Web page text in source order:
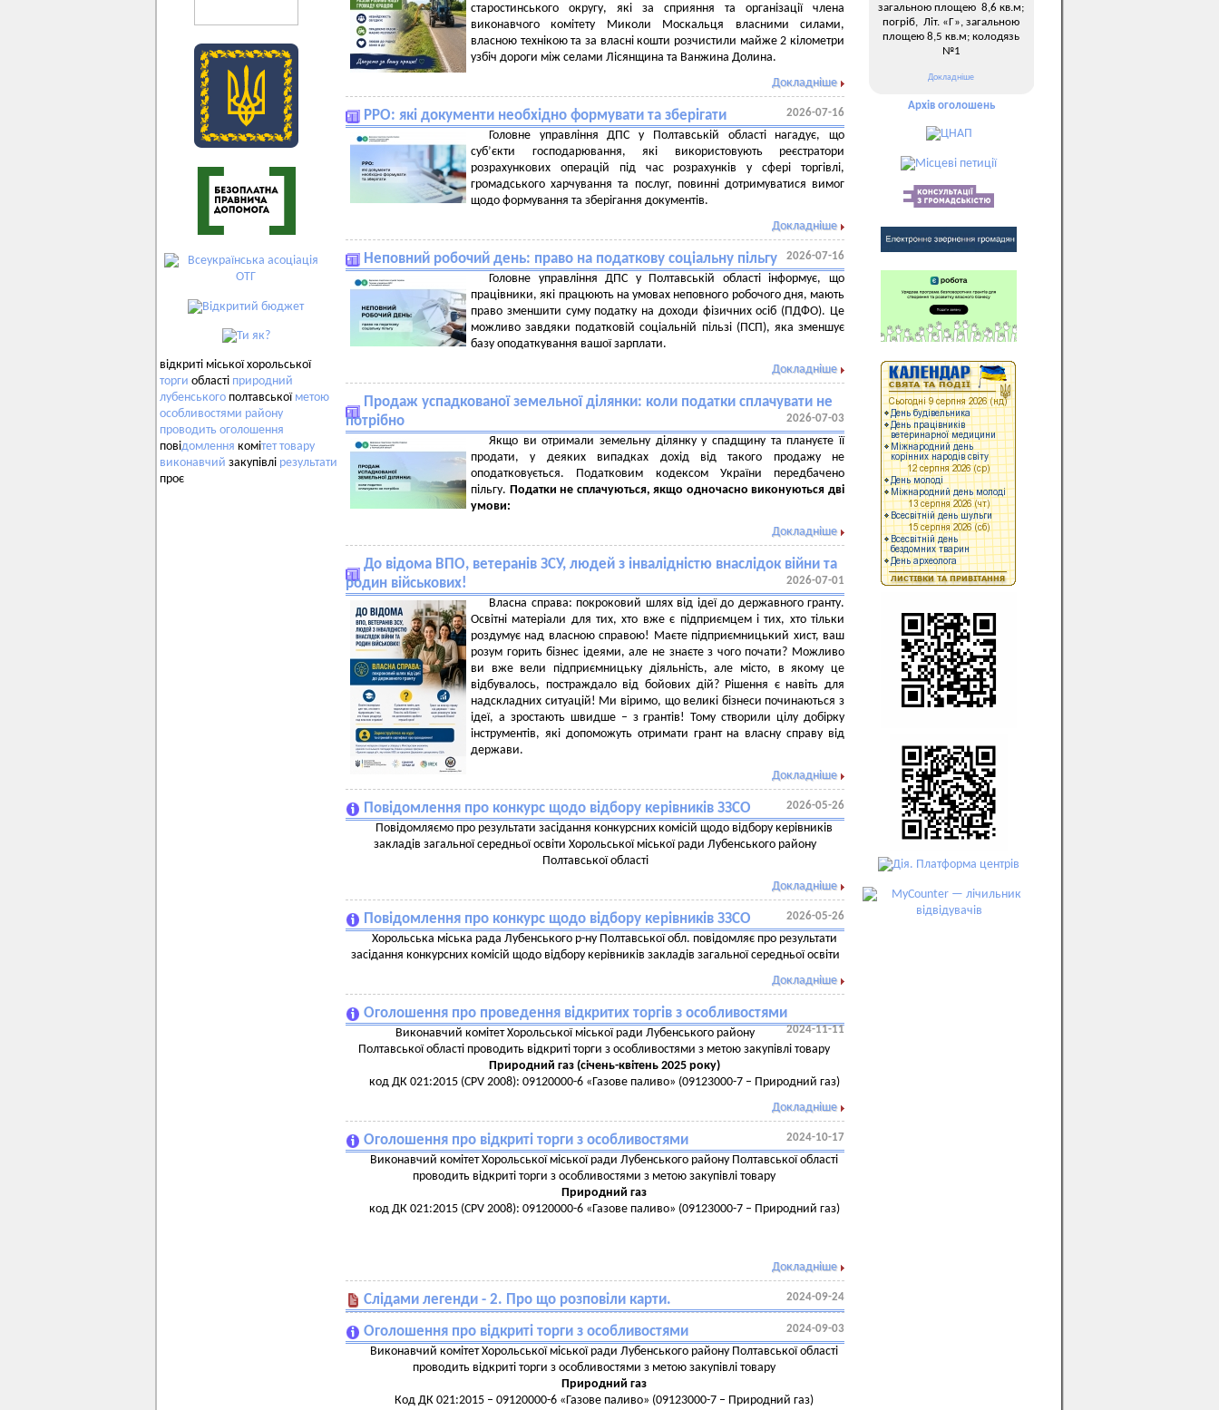
відкриті міської хорольської
торги області природний
лубенського полтавської метою
особливостями району
проводить оголошення
повідомлення комітет товару
виконавчий закупівлі результати
проє
старостинського округу, які за сприяння та організації члена
виконавчого комітету Миколи Москальця власними силами,
власною технікою та за власні кошти розчистили майже 2 кілометри
узбіч дороги між селами Лісянщина та Ванжина Долина.
Докладніше
РРО: які документи необхідно формувати та зберігати 2026-07-16
Головне управління ДПС у Полтавській області нагадує, що
cуб’єкти господарювання, які використовують реєстратори
розрахункових операцій під час розрахунків у сфері торгівлі,
громадського харчування та послуг, повинні дотримуватися вимог
щодо формування та зберігання документів.
Докладніше
Неповний робочий день: право на податкову соціальну пільгу 2026-07-16
Головне управління ДПС у Полтавській області інформує, що
працівники, які працюють на умовах неповного робочого дня, мають
право зменшити суму податку на доходи фізичних осіб (ПДФО). Це
можливо завдяки податковій соціальній пільзі (ПСП), яка зменшує
базу оподаткування вашої зарплати.
Докладніше
Продаж успадкованої земельної ділянки: коли податки сплачувати не
потрібно
2026-07-03
Якщо ви отримали земельну ділянку у спадщину та плануєте її
продати, у деяких випадках дохід від такого продажу не
оподатковується. Податковим кодексом України передбачено
пільгу. Податки не сплачуються, якщо одночасно виконуються дві
умови:
Докладніше
До відома ВПО, ветеранів ЗСУ, людей з інвалідністю внаслідок війни та
родин військових!
2026-07-01
Власна справа: покроковий шлях від ідеї до державного гранту.
Освітні матеріали для тих, хто вже є підприємцем і тих, хто тільки
роздумує над власною справою! Маєте підприємницький хист, ваш
розум горить бізнес ідеями, але не знаєте з чого почати? Можливо
ви вже вели підприємницьку діяльність, але місто, в якому це
відбувалось, постраждало від бойових дій? Рішення є навіть для
надскладних ситуацій! Ми віримо, що великі бізнеси починаються з
ідеї, а зростають швидше – з грантів! Тому створили цілу добірку
інструментів, які допоможуть отримати грант на власну справу від
держави.
Докладніше
Повідомлення про конкурс щодо відбору керівників ЗЗСО 2026-05-26
Повідомляємо про результати засідання конкурсних комісій щодо відбору керівників
закладів загальної середньої освіти Хорольської міської ради Лубенського району
Полтавської області
Докладніше
Повідомлення про конкурс щодо відбору керівників ЗЗСО 2026-05-26
Хорольська міська рада Лубенського р-ну Полтавської обл. повідомляє про результати
засідання конкурсних комісій щодо відбору керівників закладів загальної середньої освіти
Докладніше
Оголошення про проведення відкритих торгів з особливостями
2024-11-11
Виконавчий комітет Хорольської міської ради Лубенського району
Полтавської області проводить відкриті торги з особливостями з метою закупівлі товару
Природний газ(січень-квітень 2025 року)
код ДК 021:2015 (CPV 2008): 09120000-6 «Газове паливо» (09123000-7 – Природний газ)
Докладніше
Оголошення про відкриті торги з особливостями 2024-10-17
Виконавчий комітет Хорольської міської ради Лубенського району Полтавської області
проводить відкриті торги з особливостями з метою закупівлі товару
Природний газ
код ДК 021:2015 (CPV 2008): 09120000-6 «Газове паливо» (09123000-7 – Природний газ)
Докладніше
Слідами легенди - 2. Про що розповіли карти. 2024-09-24
Оголошення про відкриті торги з особливостями 2024-09-03
Виконавчий комітет Хорольської міської ради Лубенського району Полтавської області
проводить відкриті торги з особливостями з метою закупівлі товару
Природний газ
Код ДК 021:2015 – 09120000-6 «Газове паливо» (09123000-7 – Природний газ)
загальною площею 8,6 кв.м;
погріб, Літ. «Г», загальною
площею 8,5 кв.м; колодязь
№1
Докладніше
Архів оголошень